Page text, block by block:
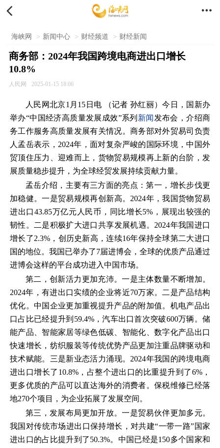
 
海峡网 > 新闻中心 > 财经频道 > 财经新闻
商务部：2024年我国跨境电商进出口增长
10.8%
人民网 2025-01-15 18:06
人民网北京1月15日电 （记者 孙红丽）今日，国新办
举办“中国经济高质量发展成效”系列 新闻 发布会，介绍商
务工作服务高质量发展有关情况。商务部对外贸易司负责
人孟岳表示，2024年，面对复杂严峻的国际环境，中国外
贸顶住压力、迎难而上，货物贸易规模再上新的台阶，发
展质量稳步提升，为全球经贸发展持续贡献力量。
孟岳介绍，主要有三方面的亮点：第一，增长步伐更
加稳健。一是贸易规模再创新高。2024年，我国货物贸易
进出口43.85万亿元人民币，同比增长5%，展现出较强的
韧性。二是积极扩大进口共享发展机遇。2024年我国进口
增长了2.3%，创历史新高，连续16年保持全球第二大进口
国的地位。我国已举办了7届进博会，全球的优质产品通过
进博会这样的平台成功进入中国市场。
第二，创新活力更加充沛。一是主体数量不断增加。
2024年，有进出口实绩的企业将近70万家。二是产品结构
优化。中国企业更加重视提升产品的附加值。机电产品出
口占比已经提升到59.4%，汽车出口首次突破600万辆。储
能产品、智能家居等绿色低碳、智能化、数字化产品出口
快速增长，纺织服装等传统优势产品更加注重品牌驱动和
技术赋能。三是新业态活力涌现。2024年我国的跨境电商
进出口增长了10.8%，占整个进出口的比重提升到了6%，
更多优质的产品可以直达海外的消费者。保税维修已经落
地270个项目，为企业拓展了发展空间。
第三，发展布局更加开放。一是贸易伙伴更加多元。
我国对传统市场进出口保持增长，对共建“一带一路”国家
进出口的占比提升到了50.3%。中国已经是150多个国家和